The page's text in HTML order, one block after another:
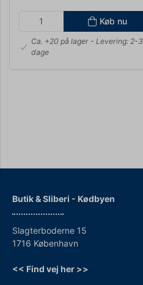
Køb nu
Ca. +20 på lager- Levering: 2-3
dage
Butik & Sliberi - Kødbyen
Slagterboderne 15
1716 København
<< Find vej her >>